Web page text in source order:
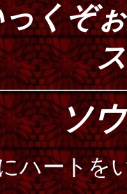
くぞ
ソ
ハートを